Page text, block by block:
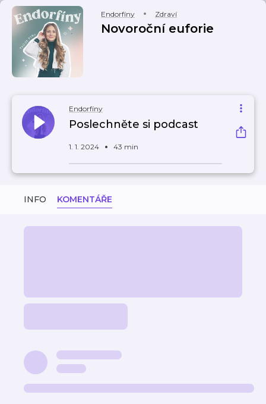
Endorfíny Zdraví
Novoroční euforie
Endorfíny
Poslechněte si podcast
1. 1. 2024 43 min
INFO KOMENTÁŘE